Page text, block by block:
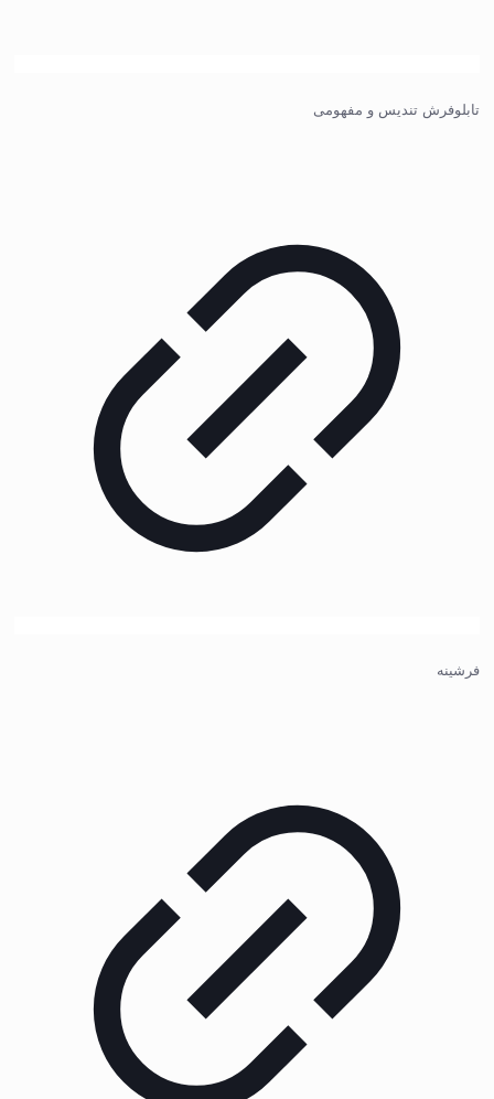
تابلوفرش تندیس و مفهومی
فرشینه